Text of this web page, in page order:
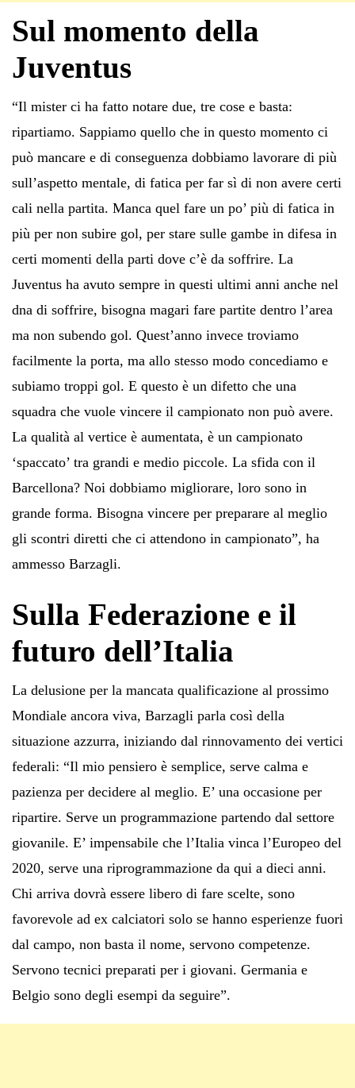
Sul momento della
Juventus
“Il mister ci ha fatto notare due, tre cose e basta:
ripartiamo. Sappiamo quello che in questo momento ci
può mancare e di conseguenza dobbiamo lavorare di più
sull’aspetto mentale, di fatica per far sì di non avere certi
cali nella partita. Manca quel fare un po’ più di fatica in
più per non subire gol, per stare sulle gambe in difesa in
certi momenti della parti dove c’è da soffrire. La
Juventus ha avuto sempre in questi ultimi anni anche nel
dna di soffrire, bisogna magari fare partite dentro l’area
ma non subendo gol. Quest’anno invece troviamo
facilmente la porta, ma allo stesso modo concediamo e
subiamo troppi gol. E questo è un difetto che una
squadra che vuole vincere il campionato non può avere.
La qualità al vertice è aumentata, è un campionato
‘spaccato’ tra grandi e medio piccole. La sfida con il
Barcellona? Noi dobbiamo migliorare, loro sono in
grande forma. Bisogna vincere per preparare al meglio
gli scontri diretti che ci attendono in campionato”, ha
ammesso Barzagli.
Sulla Federazione e il
futuro dell’Italia
La delusione per la mancata qualificazione al prossimo
Mondiale ancora viva, Barzagli parla così della
situazione azzurra, iniziando dal rinnovamento dei vertici
federali: “Il mio pensiero è semplice, serve calma e
pazienza per decidere al meglio. E’ una occasione per
ripartire. Serve un programmazione partendo dal settore
giovanile. E’ impensabile che l’Italia vinca l’Europeo del
2020, serve una riprogrammazione da qui a dieci anni.
Chi arriva dovrà essere libero di fare scelte, sono
favorevole ad ex calciatori solo se hanno esperienze fuori
dal campo, non basta il nome, servono competenze.
Servono tecnici preparati per i giovani. Germania e
Belgio sono degli esempi da seguire”.